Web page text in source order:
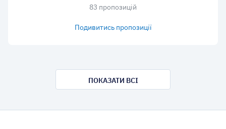
83 пропозицій
Подивитись пропозиції
ПОКАЗАТИ ВСІ